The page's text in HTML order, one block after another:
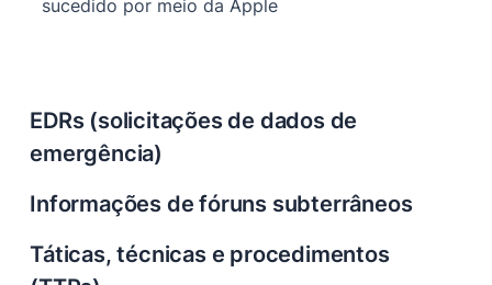
sucedido por meio da Apple
EDRs (solicitações de dados de
emergência)
Informações de fóruns subterrâneos
Táticas, técnicas e procedimentos